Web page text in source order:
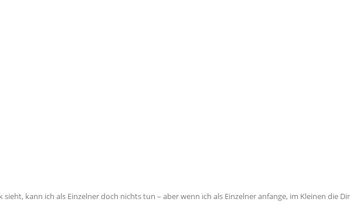
kann ich als Einzelner doch nichts tun – aber wenn ich als Einzelner anfange, im Kleinen die